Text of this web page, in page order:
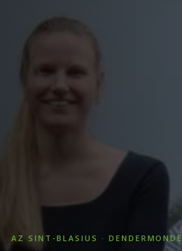
AZ SINT-BLASIUS · DENDERMONDE